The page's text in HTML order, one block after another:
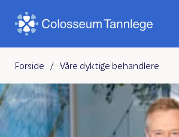
Forside / Våre dyktige behandlere